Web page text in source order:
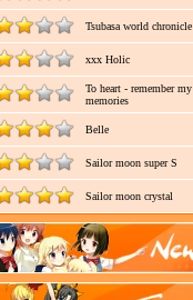
Tsubasa world chronicle
xxx Holic
To heart - remember my
memories
Belle
Sailor moon super S
Sailor moon crystal